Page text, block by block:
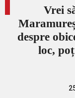
Vrei
despre
loc,